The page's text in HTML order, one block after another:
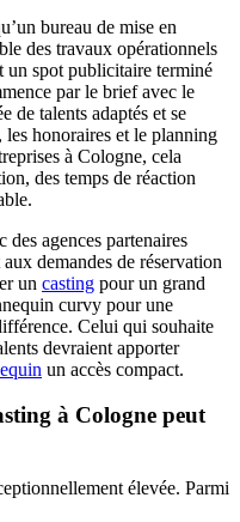
bureau de mise en
des travaux opérationnels
un spot publicitaire terminé
par le brief avec le
de talents adaptés et se
honoraires et le planning
à Cologne, cela
des temps de réaction
agences partenaires
demandes de réservation
un casting pour un grand
curvy pour une
Celui qui souhaite
devraient apporter
un accès compact.
à Cologne peut
élevée. Parmi